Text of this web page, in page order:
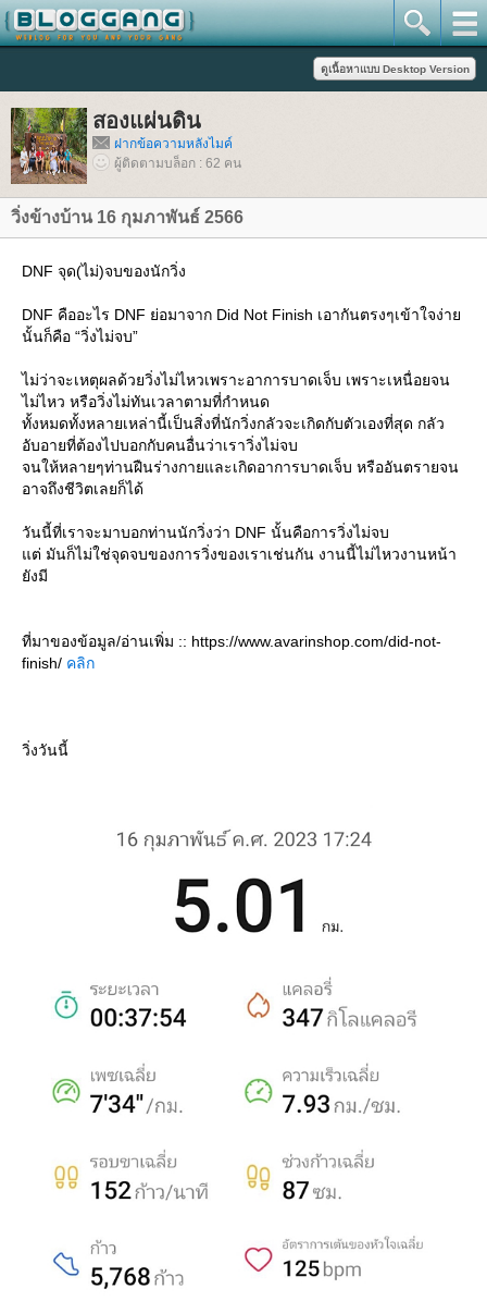
สองแผ่นดิน
ฝากข้อความหลังไมค์
ผู้ติดตามบล็อก : 62 คน
วิ่งข้างบ้าน 16 กุมภาพันธ์ 2566
DNF จุด(ไม่)จบของนักวิ่ง
DNF คืออะไร DNF ย่อมาจาก Did Not Finish เอากันตรงๆเข้าใจง่า
นั้นก็คือ “วิ่งไม่จบ”
ไม่ว่าจะเหตุผลด้วยวิ่งไม่ไหวเพราะอาการบาดเจ็บ เพราะเหนื่อยจน
ไม่ไหว หรือวิ่งไม่ทันเวลาตามที่กำหนด
ทั้งหมดทั้งหลายเหล่านี้เป็นสิ่งที่นักวิ่งกลัวจะเกิดกับตัวเองที่สุด กลัว
อับอายที่ต้องไปบอกกับคนอื่นว่าเราวิ่งไม่จบ
จนให้หลายๆท่านฝืนร่างกายและเกิดอาการบาดเจ็บ หรืออันตรายจน
อาจถึงชีวิตเลยก็ได้
วันนี้ที่เราจะมาบอกท่านนักวิ่งว่า DNF นั้นคือการวิ่งไม่จบ
ต่ มันก็ไม่ใช่จุดจบของการวิ่งของเราเช่นกัน งานนี้ไม่ไหวงานหน้า
ังมี
ที่มาของข้อมูล/อ่านเพิ่ม :: https://www.avarinshop.com/did-not-
finish/ คลิก
วิ่งวันนี้